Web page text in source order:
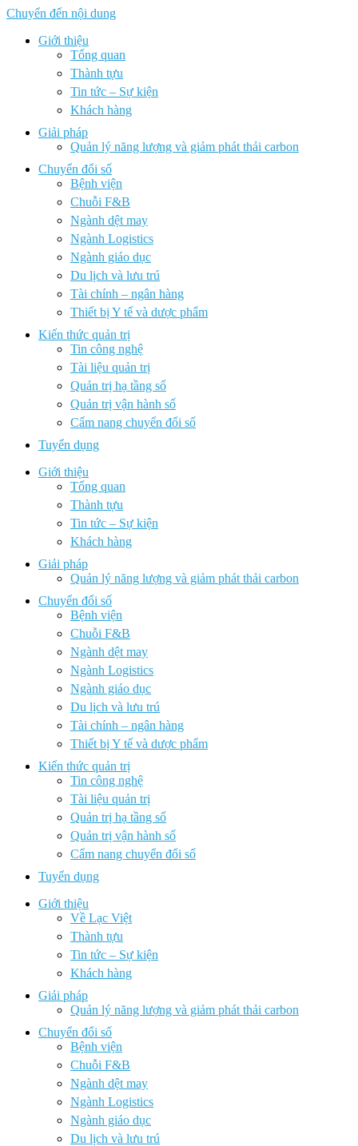
Chuyển đến nội dung
Giới thiệu
Tổng quan
Thành tựu
Tin tức – Sự kiện
Khách hàng
Giải pháp
Quản lý năng lượng và giảm phát thải carbon
Chuyển đổi số
Bệnh viện
Chuỗi F&B
Ngành dệt may
Ngành Logistics
Ngành giáo dục
Du lịch và lưu trú
Tài chính – ngân hàng
Thiết bị Y tế và dược phẩm
Kiến thức quản trị
Tin công nghệ
Tài liệu quản trị
Quản trị hạ tầng số
Quản trị vận hành số
Cẩm nang chuyển đổi số
Tuyển dụng
Giới thiệu
Tổng quan
Thành tựu
Tin tức – Sự kiện
Khách hàng
Giải pháp
Quản lý năng lượng và giảm phát thải carbon
Chuyển đổi số
Bệnh viện
Chuỗi F&B
Ngành dệt may
Ngành Logistics
Ngành giáo dục
Du lịch và lưu trú
Tài chính – ngân hàng
Thiết bị Y tế và dược phẩm
Kiến thức quản trị
Tin công nghệ
Tài liệu quản trị
Quản trị hạ tầng số
Quản trị vận hành số
Cẩm nang chuyển đổi số
Tuyển dụng
Giới thiệu
Về Lạc Việt
Thành tựu
Tin tức – Sự kiện
Khách hàng
Giải pháp
Quản lý năng lượng và giảm phát thải carbon
Chuyển đổi số
Bệnh viện
Chuỗi F&B
Ngành dệt may
Ngành Logistics
Ngành giáo dục
Du lịch và lưu trú